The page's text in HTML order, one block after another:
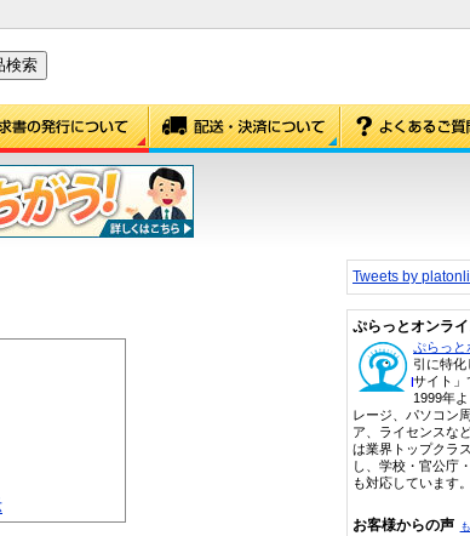
Tweets by
ぷらっとオンラ
ぷらっと
引に特
サイト」
1999年
レージ、パソコン
ア、ライセンスな
は業界トップクラ
し、学校・官公庁
も対応しています。
お客様からの声